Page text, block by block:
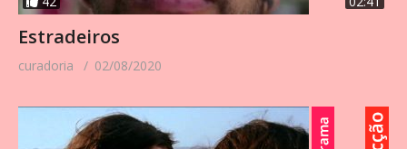
Estradeiros
curadoria 02/08/2020